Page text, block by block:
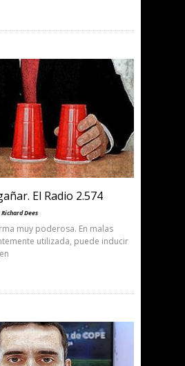
El Radio 2.574
Dees
muy poderosa. En malas
utilizada, puede inducir